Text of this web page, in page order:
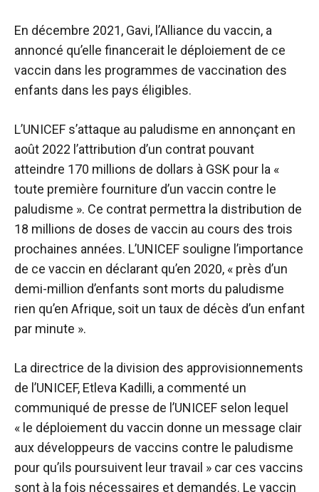
En décembre 2021, Gavi, l’Alliance du vaccin, a
annoncé qu’elle financerait le déploiement de ce
vaccin dans les programmes de vaccination des
enfants dans les pays éligibles.
L’UNICEF s’attaque au paludisme en annonçant en
août 2022 l’attribution d’un contrat pouvant
atteindre 170 millions de dollars à GSK pour la «
toute première fourniture d’un vaccin contre le
paludisme ». Ce contrat permettra la distribution de
18 millions de doses de vaccin au cours des trois
prochaines années. L’UNICEF souligne l’importance
de ce vaccin en déclarant qu’en 2020, « près d’un
demi-million d’enfants sont morts du paludisme
rien qu’en Afrique, soit un taux de décès d’un enfant
par minute ».
La directrice de la division des approvisionnements
de l’UNICEF, Etleva Kadilli, a commenté un
communiqué de presse de l’UNICEF selon lequel
« le déploiement du vaccin donne un message clair
aux développeurs de vaccins contre le paludisme
pour qu’ils poursuivent leur travail » car ces vaccins
sont à la fois nécessaires et demandés. Le vaccin